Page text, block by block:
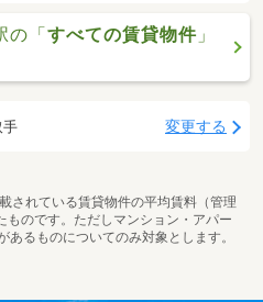
の「すべての賃貸物件 」
手 変更する
されている賃貸物件の平均賃料（管理
ものです。ただしマンション・アパー
あるものについてのみ対象とします。